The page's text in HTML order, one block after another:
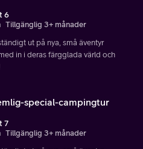
6
Tillgänglig 3+ månader
ut på nya, små äventyr
in i deras färgglada värld och
special-campingtur
7
Tillgänglig 3+ månader